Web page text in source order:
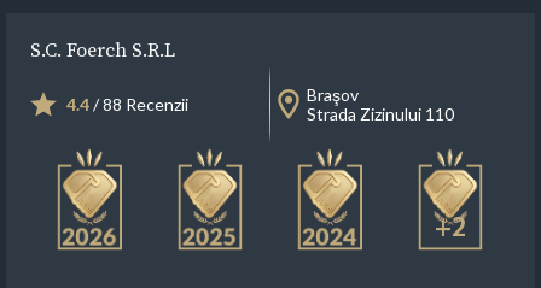
S.C. Foerch S.R.L
4.4/ 88 Recenzii
Braşov
Strada Zizinului 110
+2